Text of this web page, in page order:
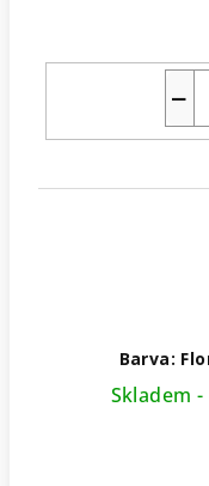
−
Barva:
Skladem